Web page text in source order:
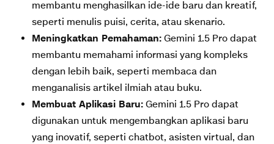
membantu menghasilkan ide-ide baru dan kreatif,
seperti menulis puisi, cerita, atau skenario.
Meningkatkan Pemahaman: Gemini 1.5 Pro dapat
membantu memahami informasi yang kompleks
dengan lebih baik, seperti membaca dan
menganalisis artikel ilmiah atau buku.
Membuat Aplikasi Baru: Gemini 1.5 Pro dapat
digunakan untuk mengembangkan aplikasi baru
yang inovatif, seperti chatbot, asisten virtual, dan